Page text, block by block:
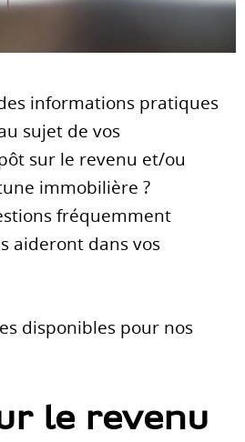
informations pratiques
sujet de vos
sur le revenu et/ou
immobilière ?
fréquemment
aideront dans vos
disponibles pour nos
le revenu